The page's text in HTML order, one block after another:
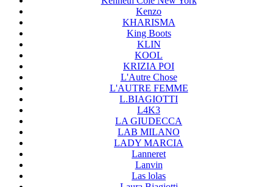
Kenzo
KHARISMA
King Boots
KLIN
KOOL
KRIZIA POI
L'Autre Chose
L'AUTRE FEMME
L.BIAGIOTTI
L4K3
LA GIUDECCA
LAB MILANO
LADY MARCIA
Lanneret
Lanvin
Las lolas